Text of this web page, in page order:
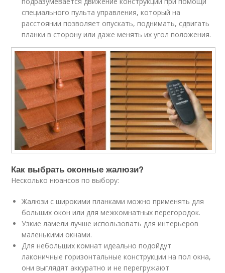
специального пульта управления, который на
расстоянии позволяет опускать, поднимать, сдвигать
планки в сторону или даже менять их угол положения.
Как выбрать оконные жалюзи?
Несколько нюансов по выбору:
Жалюзи с широкими планками можно применять для
больших окон или для межкомнатных перегородок.
Узкие ламели лучше использовать для интерьеров
маленькими окнами.
Для небольших комнат идеально подойдут
лаконичные горизонтальные конструкции на пол окна,
они выглядят аккуратно и не перегружают